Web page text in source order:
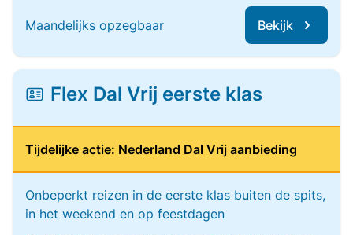
Maandelijks opzegbaar Bekijk
Flex Dal Vrij eerste klas
Tijdelijke actie: Nederland Dal Vrij aanbieding
Onbeperkt reizen in de eerste klas buiten de spits,
in het weekend en op feestdagen